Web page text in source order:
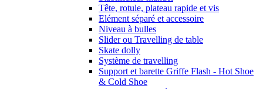
Tête, rotule, plateau rapide et vis
Elément séparé et accessoire
Niveau à bulles
Slider ou Travelling de table
Skate dolly
Système de travelling
Support et barette Griffe Flash - Hot Shoe
& Cold Shoe